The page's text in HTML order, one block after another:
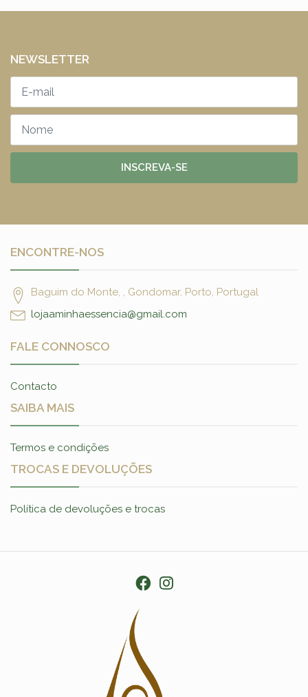
NEWSLETTER
INSCREVA-SE
ENCONTRE-NOS
Baguim do Monte, , Gondomar, Porto, Portugal
lojaaminhaessencia@gmail.com
FALE CONNOSCO
Contacto
SAIBA MAIS
Termos e condições
TROCAS E DEVOLUÇÕES
Política de devoluções e trocas